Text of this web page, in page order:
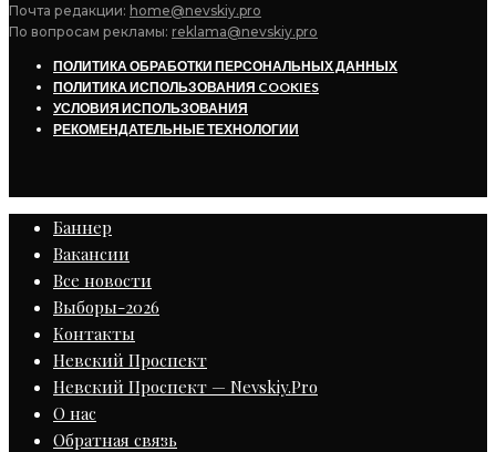
Почта редакции: home@nevskiy.pro
По вопросам рекламы: reklama@nevskiy.pro
ПОЛИТИКА ОБРАБОТКИ ПЕРСОНАЛЬНЫХ ДАННЫХ
ПОЛИТИКА ИСПОЛЬЗОВАНИЯ COOKIES
УСЛОВИЯ ИСПОЛЬЗОВАНИЯ
РЕКОМЕНДАТЕЛЬНЫЕ ТЕХНОЛОГИИ
Баннер
Вакансии
Все новости
Выборы-2026
Контакты
Невский Проспект
Невский Проспект — Nevskiy.Pro
О нас
Обратная связь